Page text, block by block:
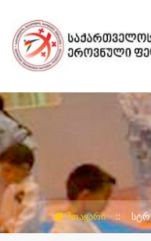
ᲛᲗᲐᲕᲐᲠᲘ